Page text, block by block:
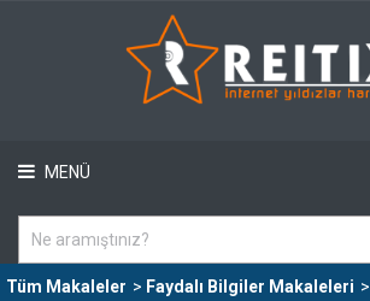
MENÜ
Tüm Makaleler > Faydalı Bilgiler Makaleleri >